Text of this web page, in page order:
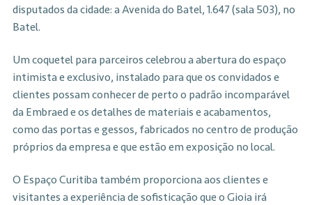
disputados da cidade: a Avenida do Batel, 1.647 (sala 503), no
Batel.
Um coquetel para parceiros celebrou a abertura do espaço
intimista e exclusivo, instalado para que os convidados e
clientes possam conhecer de perto o padrão incomparável
da Embraed e os detalhes de materiais e acabamentos,
como das portas e gessos, fabricados no centro de produção
próprios da empresa e que estão em exposição no local.
O Espaço Curitiba também proporciona aos clientes e
visitantes a experiência de sofisticação que o Gioia irá